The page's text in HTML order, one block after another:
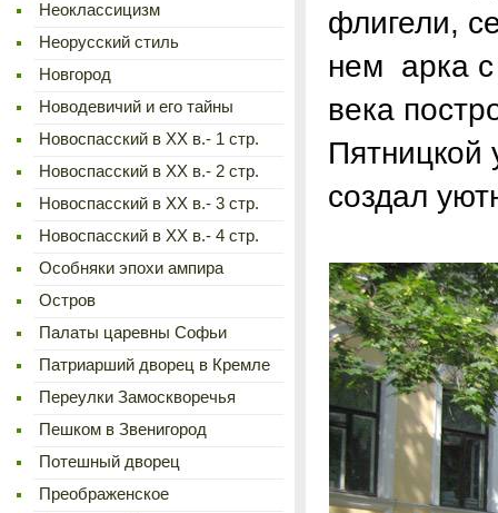
Неоклассицизм
Неорусский стиль
Новгород
Новодевичий и его тайны
Новоспасский в XX в.- 1 стр.
Новоспасский в XX в.- 2 стр.
Новоспасский в XX в.- 3 стр.
Новоспасский в XX в.- 4 стр.
Особняки эпохи ампира
Остров
Палаты царевны Софьи
Патриарший дворец в Кремле
Переулки Замоскворечья
Пешком в Звенигород
Потешный дворец
Преображенское
флигели,
нем арка
века
Пятницкой
создал